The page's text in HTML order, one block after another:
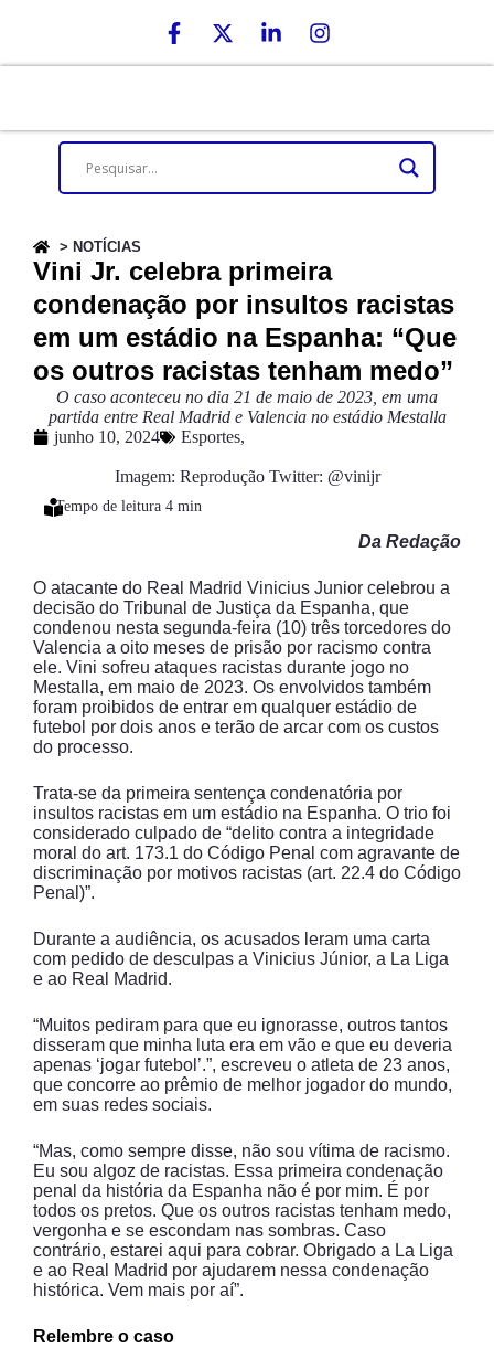
> NOTÍCIAS
Vini Jr. celebra primeira
condenação por insultos racistas
em um estádio na Espanha: “Que
os outros racistas tenham medo”
O caso aconteceu no dia 21 de maio de 2023, em uma
partida entre Real Madrid e Valencia no estádio Mestalla
junho 10, 2024
Esportes,
Imagem: Reprodução Twitter: @vinijr
Da Redação
O atacante do Real Madrid Vinicius Junior celebrou a
decisão do Tribunal de Justiça da Espanha, que
condenou nesta segunda-feira (10) três torcedores do
Valencia a oito meses de prisão por racismo contra
ele. Vini sofreu ataques racistas durante jogo no
Mestalla, em maio de 2023. Os envolvidos também
foram proibidos de entrar em qualquer estádio de
futebol por dois anos e terão de arcar com os custos
do processo.
Trata-se da primeira sentença condenatória por
insultos racistas em um estádio na Espanha. O trio foi
considerado culpado de “delito contra a integridade
moral do art. 173.1 do Código Penal com agravante de
discriminação por motivos racistas (art. 22.4 do Código
Penal)”.
Durante a audiência, os acusados leram uma carta
com pedido de desculpas a Vinicius Júnior, a La Liga
e ao Real Madrid.
“Muitos pediram para que eu ignorasse, outros tantos
disseram que minha luta era em vão e que eu deveria
apenas ‘jogar futebol’.”, escreveu o atleta de 23 anos,
que concorre ao prêmio de melhor jogador do mundo,
em suas redes sociais.
“Mas, como sempre disse, não sou vítima de racismo.
Eu sou algoz de racistas. Essa primeira condenação
penal da história da Espanha não é por mim. É por
todos os pretos. Que os outros racistas tenham medo,
vergonha e se escondam nas sombras. Caso
contrário, estarei aqui para cobrar. Obrigado a La Liga
e ao Real Madrid por ajudarem nessa condenação
histórica. Vem mais por aí”.
Relembre o caso